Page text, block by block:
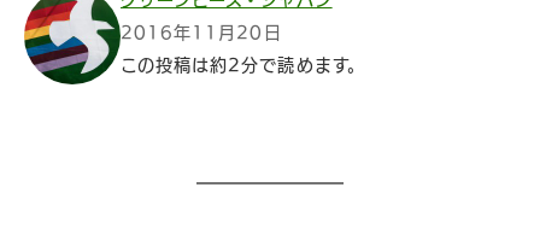
2016年11月20日
この投稿は約2分で読めます。